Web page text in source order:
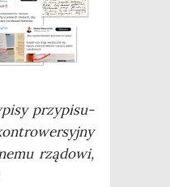
przy­pi­su­
rzą­do­wi,